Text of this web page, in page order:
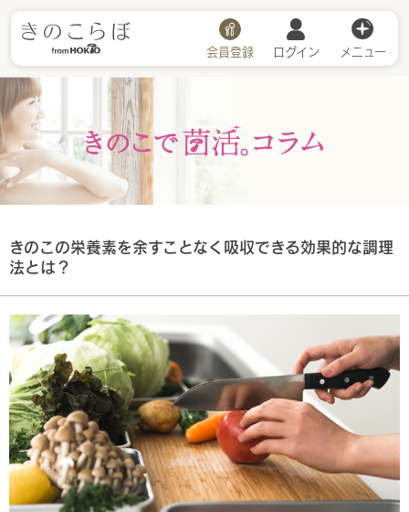
会員登録 ログイン メニュー
きのこの栄養素を余すことなく吸収できる効果的な調理
法とは？